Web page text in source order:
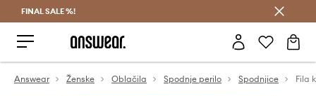
FINAL SALE %!
Answear Ženske Oblačila Spodnje perilo Spodnjice Fila